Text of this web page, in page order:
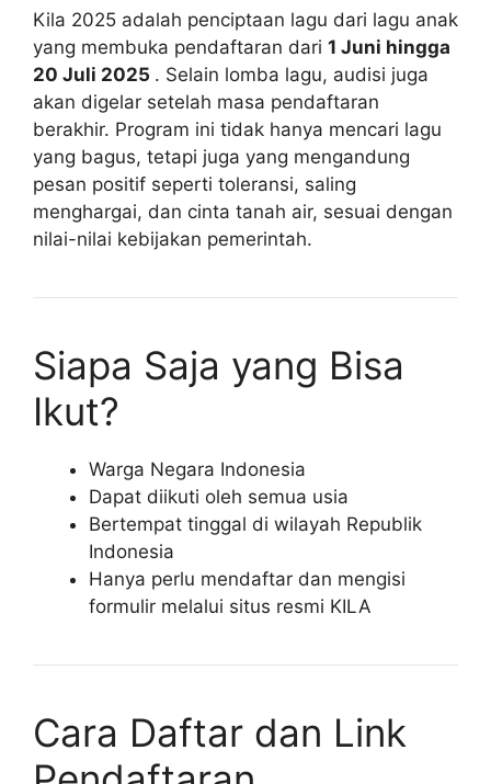
Kila 2025 adalah penciptaan lagu dari lagu anak
yang membuka pendaftaran dari 1 Juni hingga
20 Juli 2025 . Selain lomba lagu, audisi juga
akan digelar setelah masa pendaftaran
berakhir. Program ini tidak hanya mencari lagu
yang bagus, tetapi juga yang mengandung
pesan positif seperti toleransi, saling
menghargai, dan cinta tanah air, sesuai dengan
nilai-nilai kebijakan pemerintah.
Siapa Saja yang Bisa
Ikut?
Warga Negara Indonesia
Dapat diikuti oleh semua usia
Bertempat tinggal di wilayah Republik
Indonesia
Hanya perlu mendaftar dan mengisi
formulir melalui situs resmi KILA
Cara Daftar dan Link